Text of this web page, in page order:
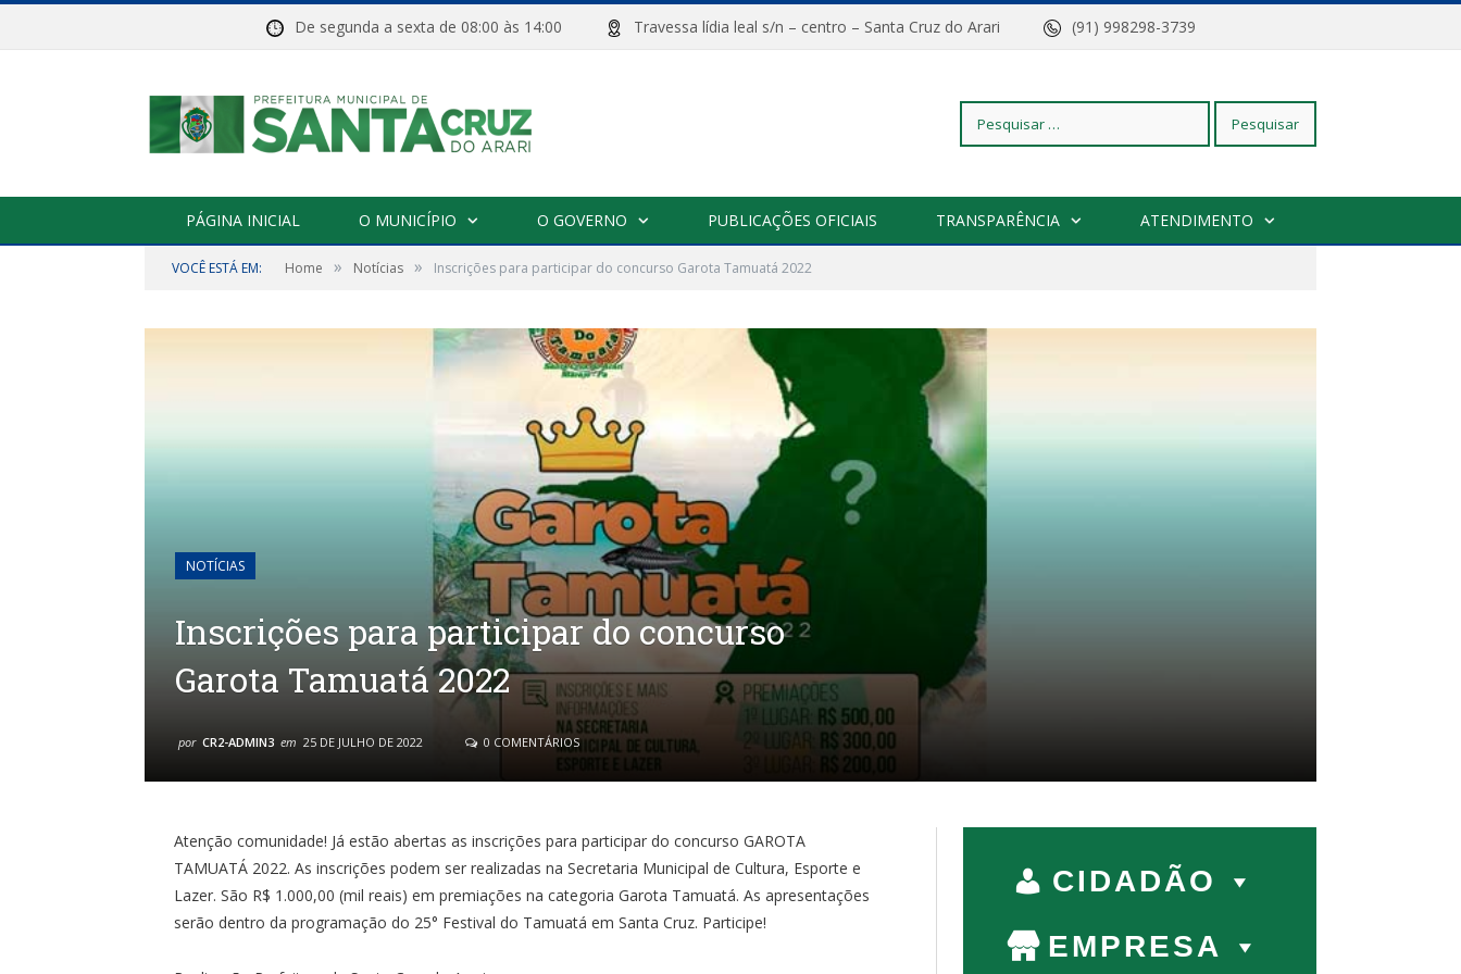
De segunda a sexta de 08:00 às 14:00 Travessa lídia leal s/n – centro – Santa Cruz do Arari (91) 998298-3739
Pesquisar
PÁGINA INICIAL O MUNICÍPIO O GOVERNO PUBLICAÇÕES OFICIAIS TRANSPARÊNCIA ATENDIMENTO
VOCÊ ESTÁ EM: Home » Notícias » Inscrições para participar do concurso Garota Tamuatá 2022
NOTÍCIAS
Inscrições para participar do concurso
Garota Tamuatá 2022
por CR2-ADMIN3 em 25 DE JULHO DE 2022 0 COMENTÁRIOS
Atenção comunidade! Já estão abertas as inscrições para participar do concurso GAROTA
TAMUATÁ 2022. As inscrições podem ser realizadas na Secretaria Municipal de Cultura, Esporte e
Lazer. São R$ 1.000,00 (mil reais) em premiações na categoria Garota Tamuatá. As apresentações
serão dentro da programação do 25° Festival do Tamuatá em Santa Cruz. Participe!
CIDADÃO
EMPRESA